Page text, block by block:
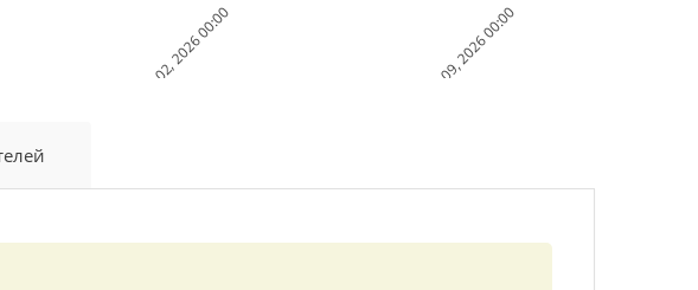
Aug 02, 2026 00:00 Aug 09, 2026 00:00